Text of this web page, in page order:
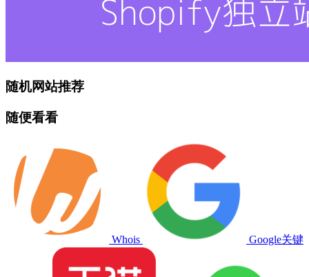
随机网站推荐
随便看看
Whois Google关键